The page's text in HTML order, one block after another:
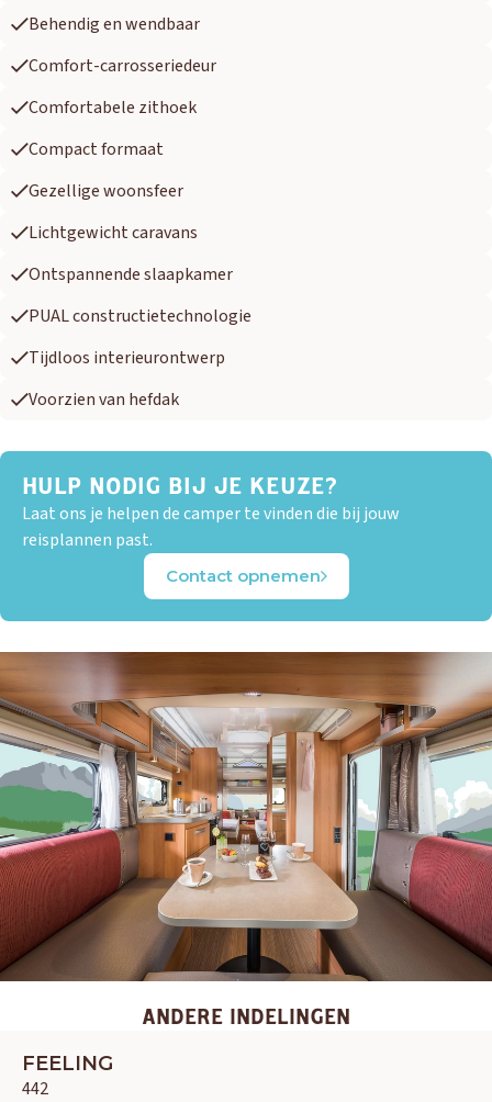
Behendig en wendbaar
Comfort-carrosseriedeur
Comfortabele zithoek
Compact formaat
Gezellige woonsfeer
Lichtgewicht caravans
Ontspannende slaapkamer
PUAL constructietechnologie
Tijdloos interieurontwerp
Voorzien van hefdak
HULP NODIG BIJ JE KEUZE?
Laat ons je helpen de camper te vinden die bij jouw
reisplannen past.
Contact opnemen
ANDERE INDELINGEN
FEELING
442
OUD GASTEL
AdriaEribaHymer Knaus
HERPEN
AdriaBürstnerCaravelairEasy Caravanning
Eura Mobil